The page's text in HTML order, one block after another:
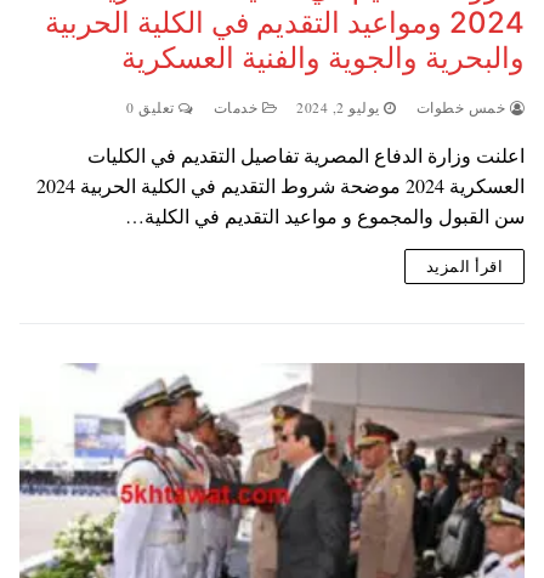
2024 ومواعيد التقديم في الكلية الحربية
والبحرية والجوية والفنية العسكرية
خمس خطوات يوليو 2, 2024 خدمات تعليق 0
اعلنت وزارة الدفاع المصرية تفاصيل التقديم في الكليات
العسكرية 2024 موضحة شروط التقديم في الكلية الحربية 2024
سن القبول والمجموع و مواعيد التقديم في الكلية…
اقرأ المزيد